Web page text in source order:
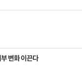
변화 이끈다